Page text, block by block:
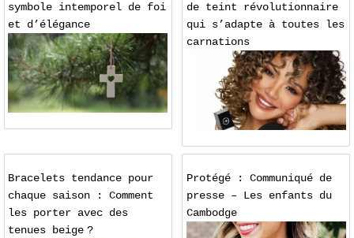
symbole intemporel de foi
et d’élégance
de teint révolutionnaire
qui s’adapte à toutes les
carnations
Bracelets tendance pour
chaque saison : Comment
les porter avec des
tenues beige ?
Protégé : Communiqué de
presse – Les enfants du
Cambodge